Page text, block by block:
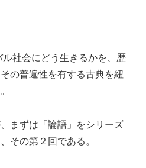
社会にどう生きるかを、歴
の普遍性を有する古典を紐
まずは「論語」をシリーズ
その第２回である。